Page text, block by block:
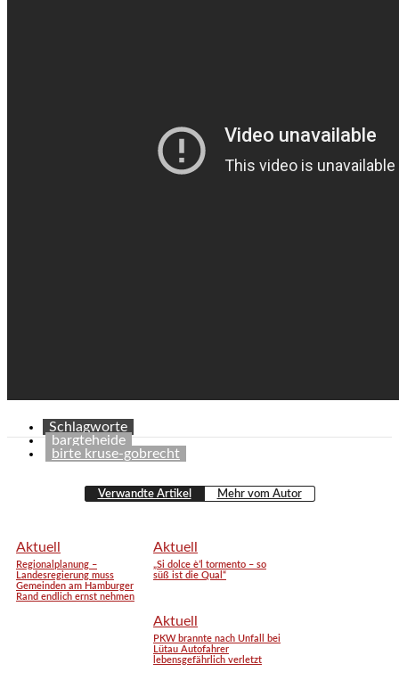
Schlagworte
bargteheide
birte kruse-gobrecht
Verwandte Artikel Mehr vom Autor
Aktuell
Regionalplanung –
Landesregierung muss
Gemeinden am Hamburger
Rand endlich ernst nehmen
Aktuell
„Si dolce è’l tormento – so
süß ist die Qual“
Aktuell
PKW brannte nach Unfall bei
Lütau Autofahrer
lebensgefährlich verletzt